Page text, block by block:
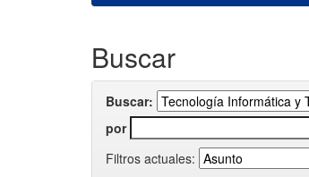
Buscar
Buscar:
por
Filtros actuales: